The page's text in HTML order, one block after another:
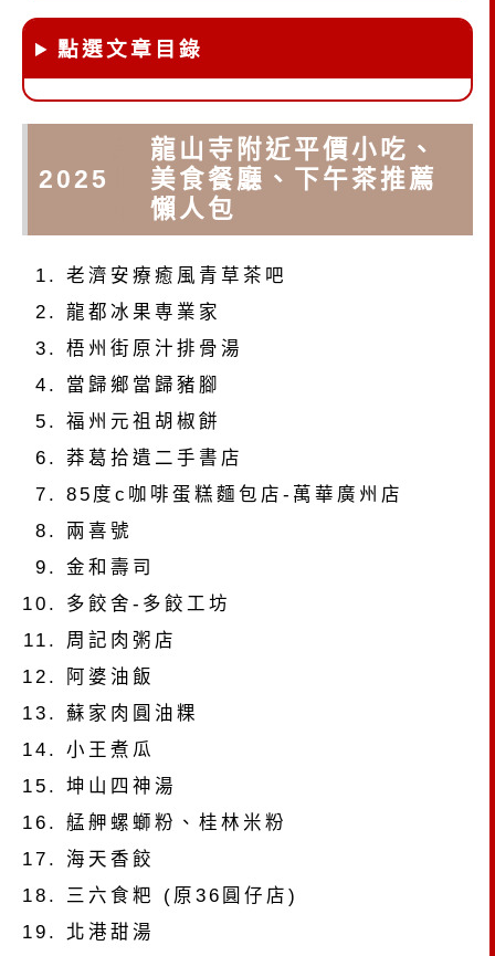
點選文章目錄
2025
龍山寺附近平價小吃、
美食餐廳、下午茶推薦
懶人包
老濟安療癒風青草茶吧
龍都冰果専業家
梧州街原汁排骨湯
當歸鄉當歸豬腳
福州元祖胡椒餅
莽葛拾遺二手書店
85度c咖啡蛋糕麵包店-萬華廣州店
兩喜號
金和壽司
多餃舍-多餃工坊
周記肉粥店
阿婆油飯
蘇家肉圓油粿
小王煮瓜
坤山四神湯
艋舺螺螄粉、桂林米粉
海天香餃
三六食粑 (原36圓仔店)
北港甜湯